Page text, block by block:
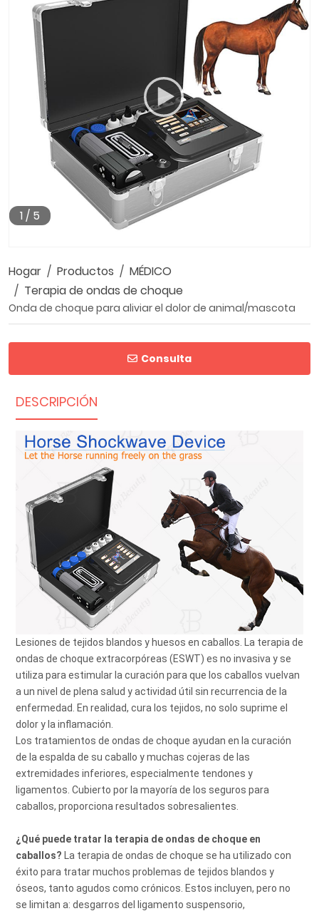
Hogar Productos
MÉDICO
Terapia de ondas de choque
Onda de choque para aliviar el dolor de animal/mascota
Consulta
1 / 5
DESCRIPCIÓN
Lesiones de tejidos blandos y huesos en caballos. La terapia de
ondas de choque extracorpóreas (ESWT) es no invasiva y se
utiliza para estimular la curación para que los caballos vuelvan
a un nivel de plena salud y actividad útil sin recurrencia de la
enfermedad. En realidad, cura los tejidos, no solo suprime el
dolor y la inflamación.
Los tratamientos de ondas de choque ayudan en la curación
de la espalda de su caballo y muchas cojeras de las
extremidades inferiores, especialmente tendones y
ligamentos. Cubierto por la mayoría de los seguros para
caballos, proporciona resultados sobresalientes.
¿Qué puede tratar la terapia de ondas de choque en
caballos? La terapia de ondas de choque se ha utilizado con
éxito para tratar muchos problemas de tejidos blandos y
óseos, tanto agudos como crónicos. Estos incluyen, pero no
se limitan a: desgarros del ligamento suspensorio,